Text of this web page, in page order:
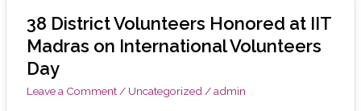
38 District Volunteers Honored at IIT
Madras on International Volunteers
Day
Leave a Comment / Uncategorized /admin
38
District
Volunteers
Honored